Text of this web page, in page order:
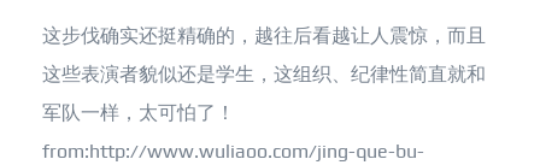
这步伐确实还挺精确的，越往后看越让人震惊，而且
这些表演者貌似还是学生，这组织、纪律性简直就和
军队一样，太可怕了！
from:http://www.wuliaoo.com/jing-que-bu-